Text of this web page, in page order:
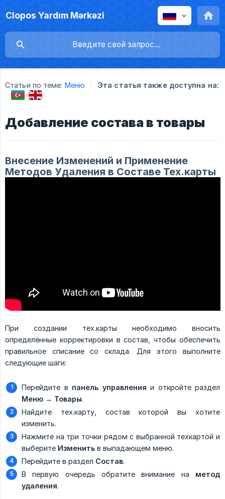
Clopos Yardım Mərkəzi
Статьи по теме: Меню Эта статья также доступна на:
Добавление состава в товары
Внесение Изменений и Применение
Методов Удаления в Составе Тех.карты
При создании тех.карты необходимо вносить
определённые корректировки в состав, чтобы обеспечить
правильное списание со склада. Для этого выполните
следующие шаги:
Перейдите в панель управления и откройте раздел
Меню → Товары.
Найдите тех.карту, состав которой вы хотите
изменить.
Нажмите на три точки рядом с выбранной техкартой и
выберите Изменить в выпадающем меню.
Перейдите в раздел Состав.
В первую очередь обратите внимание на метод
удаления.